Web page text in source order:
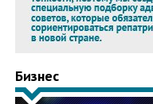
Бизнес